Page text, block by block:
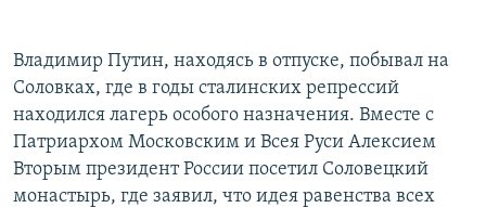
ПОДПИШИТЕСЬ НА РАССЫЛКУ
СОЦИАЛЬНЫЕ СЕТИ
Владимир Путин, находясь в отпуске, побывал на
Соловках, где в годы сталинских репрессий
находился лагерь особого назначения. Вместе с
Патриархом Московским и Всея Руси Алексием
Вторым президент России посетил Соловецкий
монастырь, где заявил, что идея равенства всех